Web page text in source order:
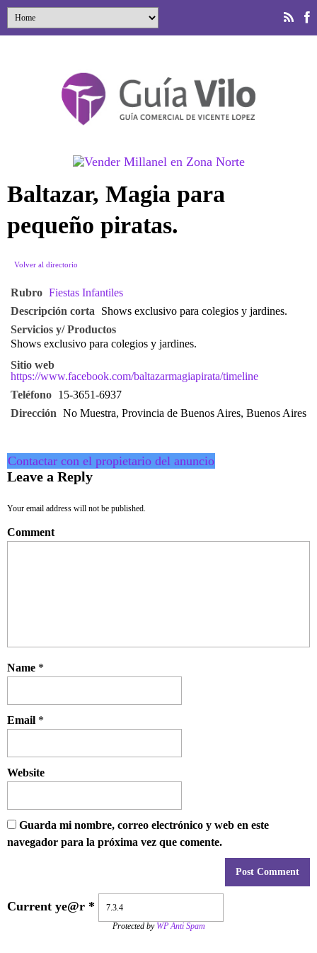
Baltazar, Magia para
pequeño piratas.
Volver al directorio
Rubro Fiestas Infantiles
Descripción corta Shows exclusivo para colegios y jardines.
Servicios y/ Productos
Shows exclusivo para colegios y jardines.
Sitio web
https://www.facebook.com/baltazarmagiapirata/timeline
Teléfono 15-3651-6937
Dirección No Muestra, Provincia de Buenos Aires, Buenos Aires
Contactar con el propietario del anuncio
Leave a Reply
Your email address will not be published.
Comment
Name *
Email *
Website
Guarda mi nombre, correo electrónico y web en este
navegador para la próxima vez que comente.
Current ye@r *
Protected by WP Anti Spam